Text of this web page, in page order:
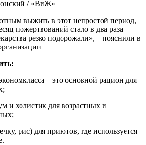
/ «ВиЖ»
выжить в этот непростой период,
пожертвований стало в два раза
резко подорожали», – пояснили в
– это основной рацион для
и холистик для возрастных и
рис) для приютов, где используется